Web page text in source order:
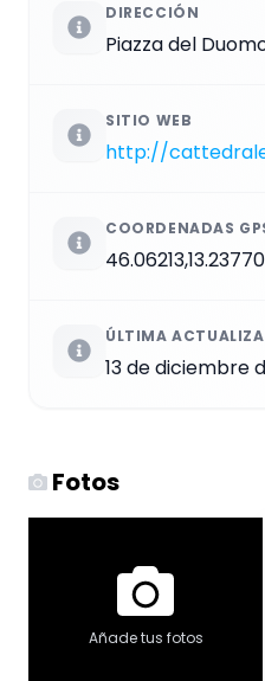
DIRECCIÓN
Piazza del
SITIO WEB
http://
COORDENADAS
46.06213,13.23770
ÚLTIMA
13 de diciembre
Fotos
Añade tus fotos